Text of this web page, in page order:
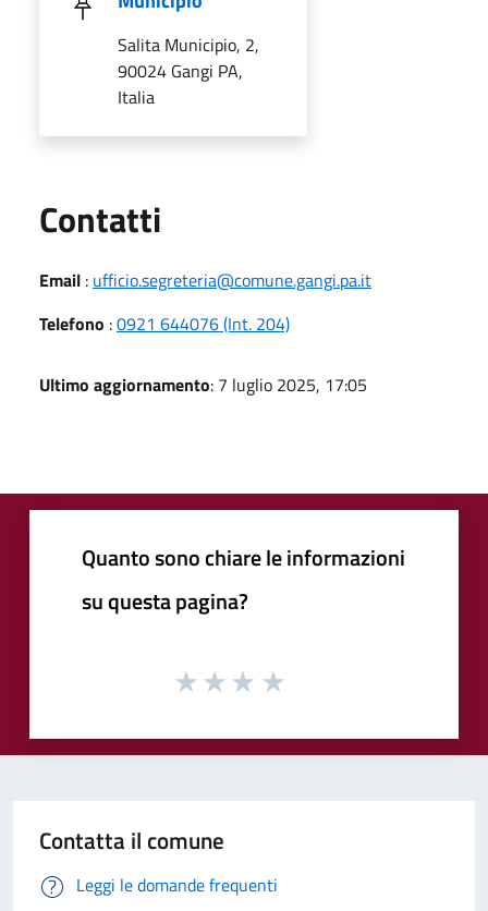
Salita Municipio, 2,
90024 Gangi PA,
Italia
Contatti
Email : ufficio.segreteria@comune.gangi.pa.it
Telefono :0921 644076 (Int. 204)
Ultimo aggiornamento: 7 luglio 2025, 17:05
Quanto sono chiare le informazioni
su questa pagina?
Contatta il comune
Leggi le domande frequenti